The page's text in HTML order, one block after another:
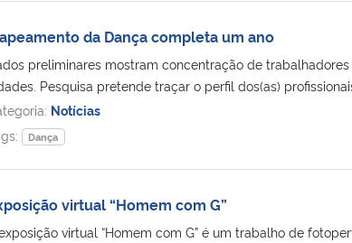
da Dança completa um ano
preliminares mostram concentração de
Pesquisa pretende traçar o perfil dos(as)
Notícias
Dança
virtual “Homem com G”
virtual “Homem com G” é um trabalho de